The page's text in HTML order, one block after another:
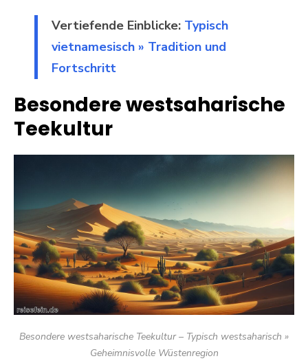
Vertiefende Einblicke: Typisch
vietnamesisch » Tradition und
Fortschritt
Besondere westsaharische
Teekultur
Besondere westsaharische Teekultur – Typisch westsaharisch »
Geheimnisvolle Wüstenregion